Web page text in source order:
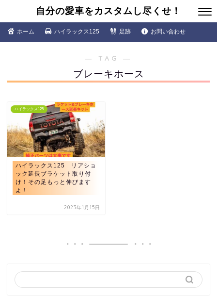
自分の愛車をカスタムし尽くせ！
ホーム ハイラックス125 足跡 お問い合わせ
― TAG ―
ブレーキホース
ハイラックス125
ハイラックス125 リアショ
ック延長ブラケット取り付
け！その足もっと伸びます
よ！
2023年1月15日